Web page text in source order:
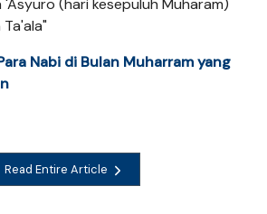
(hari kesepuluh Muharam)
Nabi di Bulan Muharram yang
Read Entire Article